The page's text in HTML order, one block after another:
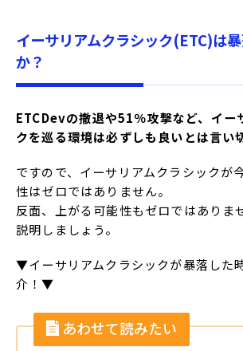
イーサリアムクラシック(ETC)は
か？
ETCDevの撤退や51％攻撃など、イー
クを巡る環境は必ずしも良いとは言い
ですので、イーサリアムクラシックが
性はゼロではありません。
反面、上がる可能性もゼロではありま
説明しましょう。
▼イーサリアムクラシックが暴落した
介！▼